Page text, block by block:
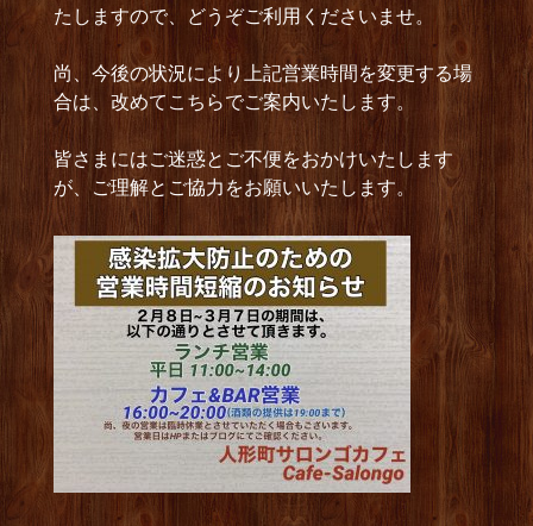
たしますので、どうぞご利用くださいませ。
尚、今後の状況により上記営業時間を変更する場
合は、改めてこちらでご案内いたします。
皆さまにはご迷惑とご不便をおかけいたします
が、ご理解とご協力をお願いいたします。